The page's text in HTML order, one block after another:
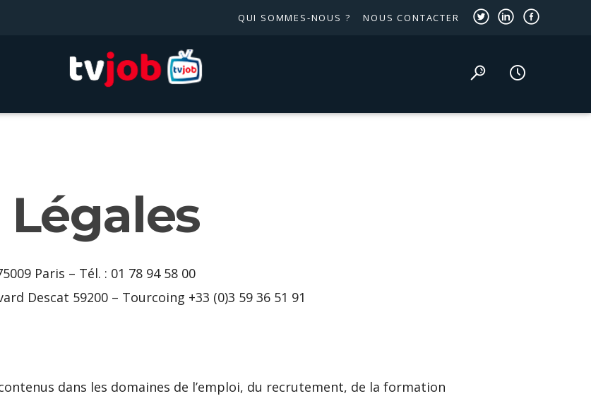
NOUS CONTACTER
QUI SOMMES-NOUS ?
Paris – Tél. : 01 78 94 58 00
Descat 59200 – Tourcoing +33 (0)3 59 36 51 91
dans les domaines de l’emploi, du recrutement, de la formation